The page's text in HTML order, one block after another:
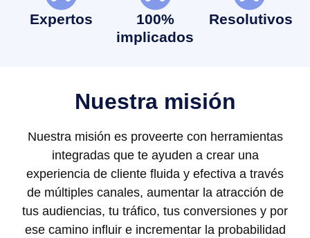
Expertos
100%
implicados
Resolutivos
Nuestra misión
Nuestra misión es proveerte con herramientas
integradas que te ayuden a crear una
experiencia de cliente fluida y efectiva a través
de múltiples canales, aumentar la atracción de
tus audiencias, tu tráfico, tus conversiones y por
ese camino influir e incrementar la probabilidad